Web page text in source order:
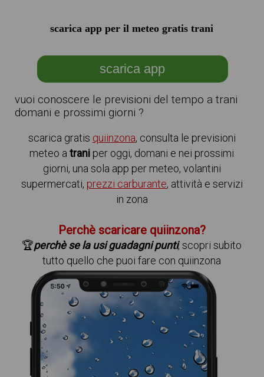
scarica app per il meteo gratis trani
scarica app
vuoi conoscere le previsioni del tempo a trani
domani e prossimi giorni ?
scarica gratis quiinzona, consulta le previsioni
meteo atrani per oggi, domani e nei prossimi
giorni, una sola app per meteo, volantini
supermercati, prezzi carburante, attività e servizi
in zona
Perchè scaricare quiinzona?
🏆perchè se la usi guadagni punti, scopri subito
tutto quello che puoi fare con quiinzona